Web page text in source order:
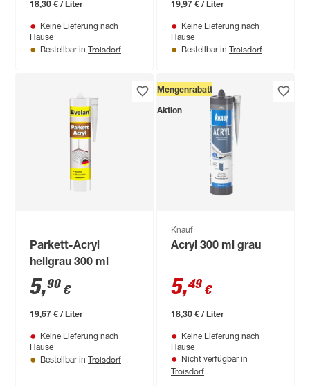
18,30 € / Liter
Keine Lieferung nach
Hause
Bestellbar in Troisdorf
19,97 € / Liter
Keine Lieferung nach
Hause
Bestellbar in Troisdorf
Parkett-Acryl
hellgrau 300 ml
5,90 €
19,67 € / Liter
Keine Lieferung nach
Hause
Bestellbar in Troisdorf
Mengenrabatt
Aktion
Knauf
Acryl 300 ml grau
5,49 €
18,30 € / Liter
Keine Lieferung nach
Hause
Nicht verfügbar in
Troisdorf